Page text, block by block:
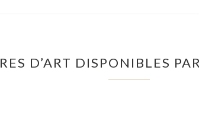
D’ART DISPONIBLES